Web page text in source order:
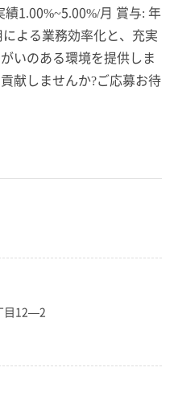
1.00%~5.00%/月 賞与: 年
よる業務効率化と、充実
いのある環境を提供しま
献しませんか?ご応募お待
目12—2